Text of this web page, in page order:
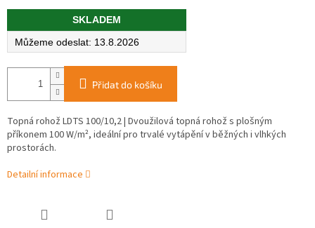
Měrná
SKLADEM
13.8.2026
Přidat do košíku
Topná rohož LDTS 100/10,2 | Dvoužilová topná rohož s plošným
příkonem 100 W/m², ideální pro trvalé vytápění v běžných i vlhkých
prostorách.
Detailní informace